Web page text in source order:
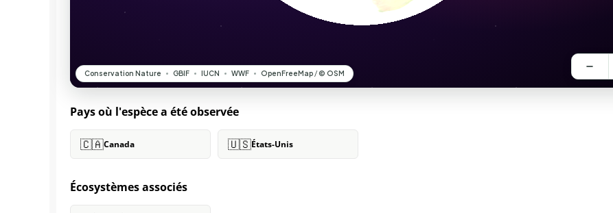
Pays où l'espèce a été observée
🇨🇦Canada 🇺🇸États-Unis
Écosystèmes associés